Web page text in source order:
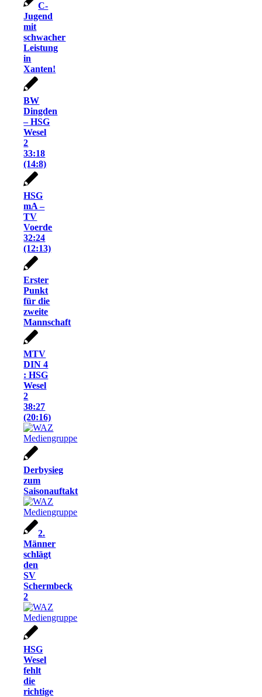
C-
Jugend
mit
schwacher
Leistung
in
Xanten!
BW
Dingden
– HSG
Wesel
2
33:18
(14:8)
HSG
mA –
TV
Voerde
32:24
(12:13)
Erster
Punkt
für die
zweite
Mannschaft
MTV
DIN 4
: HSG
Wesel
2
38:27
(20:16)
Derbysieg
zum
Saisonauftakt
2.
Männer
schlägt
den
SV
Schermbeck
2
HSG
Wesel
fehlt
die
richtige